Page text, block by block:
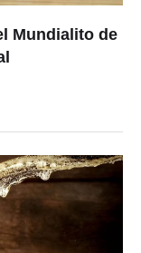
Mundialito de